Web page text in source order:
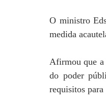
O ministro
medida
Afirmou que a
do poder
requisitos